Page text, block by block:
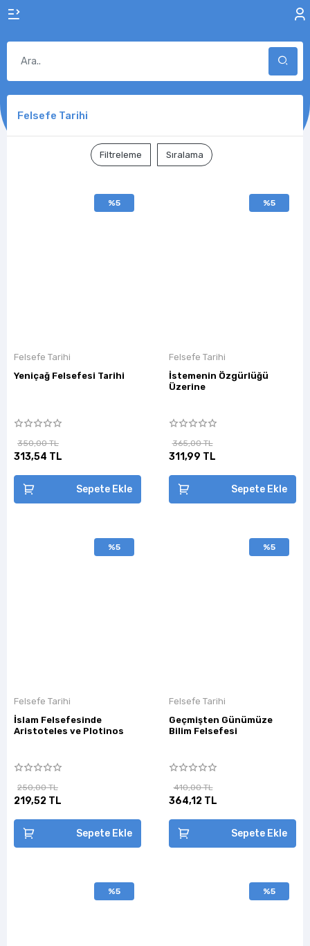
Felsefe Tarihi
Filtreleme Sıralama
%5
Felsefe Tarihi
Yeniçağ Felsefesi Tarihi
350,00 TL
313,54 TL
Sepete Ekle
%5
Felsefe Tarihi
İstemenin Özgürlüğü
Üzerine
365,00 TL
311,99 TL
Sepete Ekle
%5
Felsefe Tarihi
İslam Felsefesinde
Aristoteles ve Plotinos
250,00 TL
219,52 TL
Sepete Ekle
%5
Felsefe Tarihi
Geçmişten Günümüze
Bilim Felsefesi
410,00 TL
364,12 TL
Sepete Ekle
%5 %5